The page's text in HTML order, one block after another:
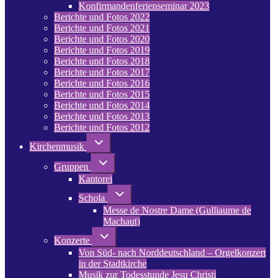
Berichte
Konfirmandenferienseminar 2023
Berichte und Fotos 2022
Berichte und Fotos 2021
Berichte und Fotos 2020
Berichte und Fotos 2019
Berichte und Fotos 2018
Berichte und Fotos 2017
Berichte und Fotos 2016
Berichte und Fotos 2015
Berichte und Fotos 2014
Berichte und Fotos 2013
Berichte und Fotos 2012
Kirchenmusik
Unternavigation
Kirchenmusik
Gruppen
Unternavigation
Gruppen
Kantorei
Schola
Unternavigation
Schola
Messe de Nostre Dame (Gulliaume de
Machaut)
Konzerte
Unternavigation
Konzerte
Von Süd- nach Norddeutschland – Orgelkonzert
in der Stadtkirche
Musik zur Todesstunde Jesu Christi